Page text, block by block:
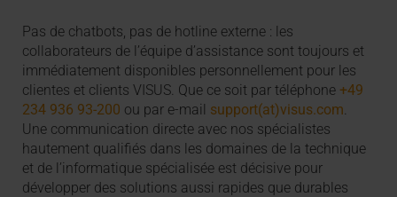
Pas de chatbots, pas de hotline externe : les
collaborateurs de l’équipe d’assistance sont toujours et
immédiatement disponibles personnellement pour les
clientes et clients VISUS. Que ce soit par téléphone+49
234 936 93-200 ou par e-mail support(at)visus.com
Une communication directe avec nos spécialistes
hautement qualifiés dans les domaines de la technique
et de l’informatique spécialisée est décisive pour
développer des solutions aussi rapides que durables